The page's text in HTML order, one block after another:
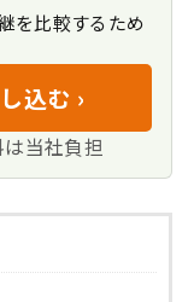
を比較するため
込む ›
当社負担